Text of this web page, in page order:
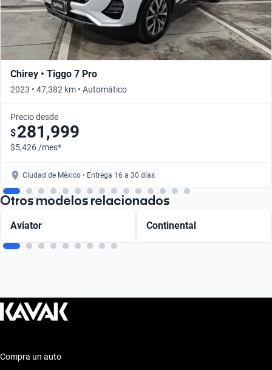
Chirey • Tiggo 7 Pro
2023 • 47,382 km • Automático
Precio desde
$281,999
$5,426 /mes*
Ciudad de México • Entrega 16 a 30 días
Otros modelos relacionados
Aviator Continental
Compra un auto